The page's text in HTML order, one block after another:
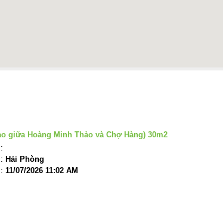
giữa Hoàng Minh Thảo và Chợ Hàng) 30m2
:
: Hải Phòng
: 11/07/2026 11:02 AM